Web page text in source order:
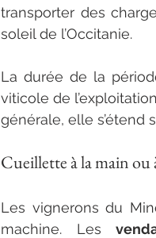
transporter des
soleil de l’Occitanie.
La durée de la
viticole de
générale, elle s’étend
Cueillette à la main ou
Les vignerons du
machine. Les